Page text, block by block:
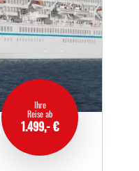
Ihre
Reise ab
1.499,- €